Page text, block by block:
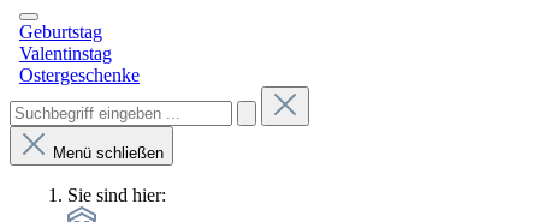
Geburtstag
Valentinstag
Ostergeschenke
Menü schließen
Sie sind hier: